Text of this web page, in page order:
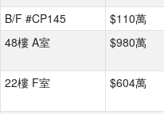
B/F #CP145 $110萬
48樓 A室 $980萬
22樓 F室 $604萬